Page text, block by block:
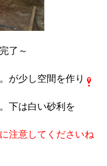
少し空間を作り
下は白い砂利を
意してくださいね